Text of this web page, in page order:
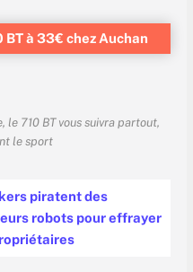
BT à 33€ chez Auchan
710 BT vous suivra partout,
le sport
piratent des
robots pour effrayer